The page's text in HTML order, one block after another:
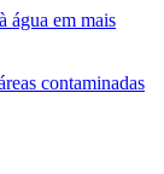
água em mais
contaminadas